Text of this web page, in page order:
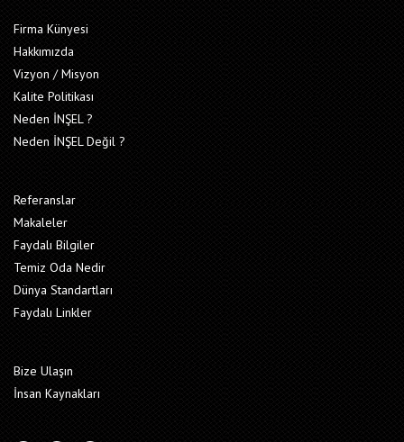
Firma Künyesi
Hakkımızda
Vizyon / Misyon
Kalite Politikası
Neden İNŞEL ?
Neden İNŞEL Değil ?
Referanslar
Makaleler
Faydalı Bilgiler
Temiz Oda Nedir
Dünya Standartları
Faydalı Linkler
Bize Ulaşın
İnsan Kaynakları